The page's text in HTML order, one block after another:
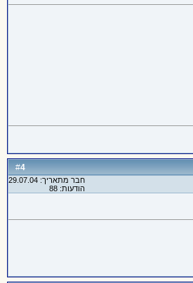
#
4
חבר מתאריך: 29.07.04
הודעות: 88